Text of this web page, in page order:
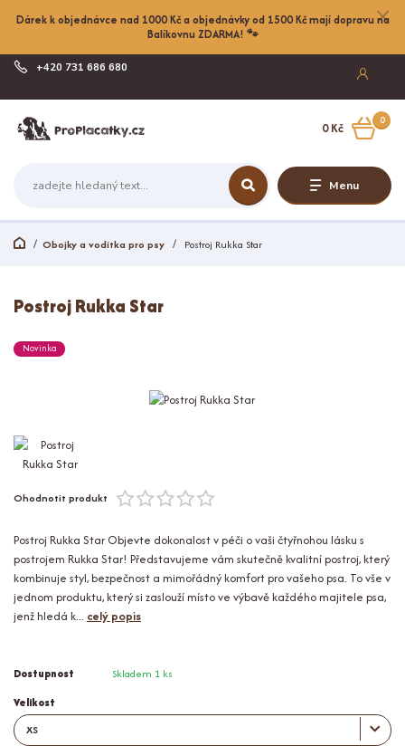
Dárek k objednávce nad 1000 Kč a objednávky od 1500 Kč mají dopravu na
Balíkovnu ZDARMA! 🐾
Menu
+420 731 686 680
0
0 Kč
Obojky a vodítka pro psy Postroj Rukka Star
Postroj Rukka Star
Novinka
Ohodnotit produkt
Postroj Rukka Star Objevte dokonalost v péči o vaši čtyřnohou lásku s
postrojem Rukka Star! Představujeme vám skutečně kvalitní postroj, který
kombinuje styl, bezpečnost a mimořádný komfort pro vašeho psa. To vše v
jednom produktu, který si zaslouží místo ve výbavě každého majitele psa,
jenž hledá k... celý popis
Dostupnost Skladem 1 ks
Velikost